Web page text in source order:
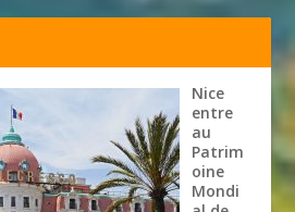
Nice
entre
au
Patrim
oine
Mondi